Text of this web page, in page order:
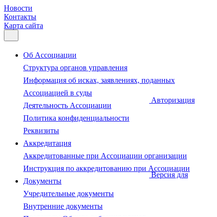
Новости
Контакты
Карта сайта
Авторизация
Версия для
Об Ассоциации
Структура органов управления
Информация об исках, заявлениях, поданных
Ассоциацией в суды
Деятельность Ассоциации
Политика конфиденциальности
Реквизиты
Аккредитация
Аккредитованные при Ассоциации организации
Инструкция по аккредитованию при Ассоциации
Документы
Учредительные документы
Внутренние документы